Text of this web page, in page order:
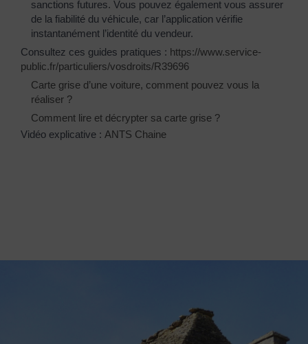
sanctions futures. Vous pouvez également vous assurer
de la fiabilité du véhicule, car l’application vérifie
instantanément l’identité du vendeur.
Consultez ces guides pratiques : https://www.service-
public.fr/particuliers/vosdroits/R39696
Carte grise d’une voiture, comment pouvez vous la
réaliser ?
Comment lire et décrypter sa carte grise ?
Vidéo explicative : ANTS Chaine